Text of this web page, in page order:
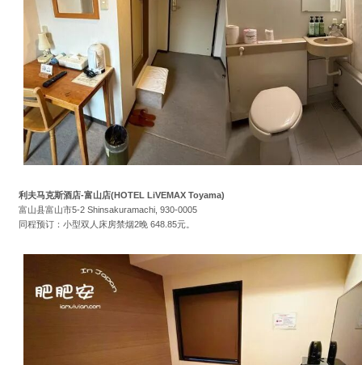
利夫马克斯酒店-富山店(HOTEL LiVEMAX Toyama)
富山县富山市5-2 Shinsakuramachi, 930-0005
同程预订：小型双人床房禁烟2晚 648.85元。